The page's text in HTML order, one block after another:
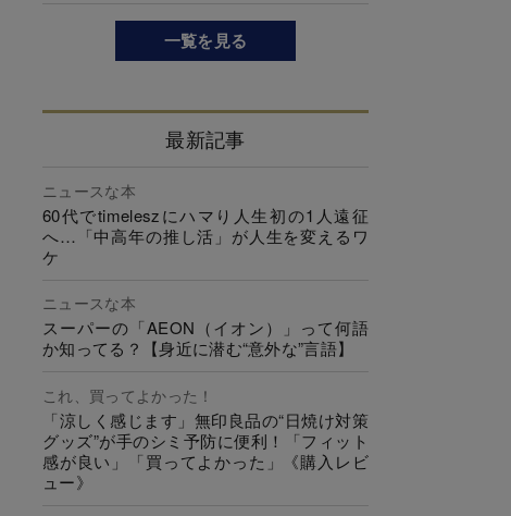
一覧を見る
最新記事
ニュースな本
60代でtimeleszにハマり人生初の1人遠征
へ…「中高年の推し活」が人生を変えるワ
ケ
ニュースな本
スーパーの「AEON（イオン）」って何語
か知ってる？【身近に潜む“意外な”言語】
これ、買ってよかった！
「涼しく感じます」無印良品の“日焼け対策
グッズ”が手のシミ予防に便利！「フィット
感が良い」「買ってよかった」《購入レビ
ュー》